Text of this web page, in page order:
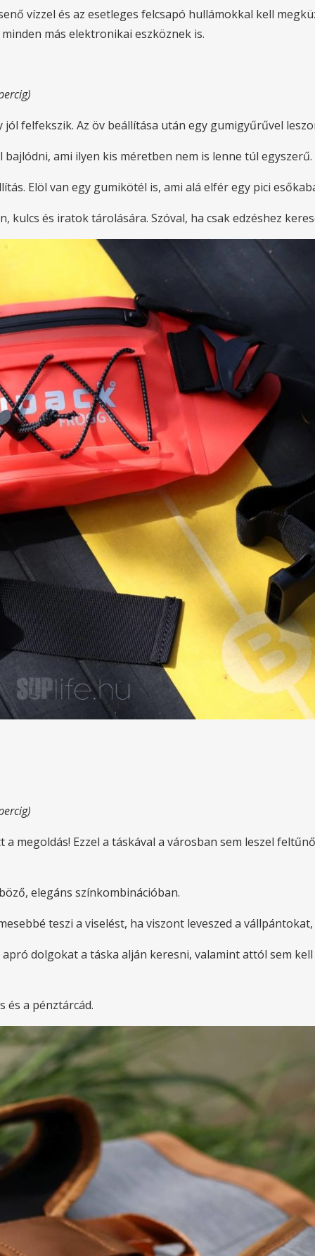
vízzel és az esetleges felcsapó hullámokkal kell
más elektronikai eszköznek is.
felfekszik. Az öv beállítása után egy gumigyűrűvel
ami ilyen kis méretben nem is lenne túl egyszerű.
Elöl van egy gumikötél is, ami alá elfér egy pici
kulcs és iratok tárolására. Szóval, ha csak edzéshez
megoldás! Ezzel a táskával a városban sem leszel
elegáns színkombinációban.
teszi a viselést, ha viszont leveszed a
dolgokat a táska alján keresni, valamint attól sem
a pénztárcád.